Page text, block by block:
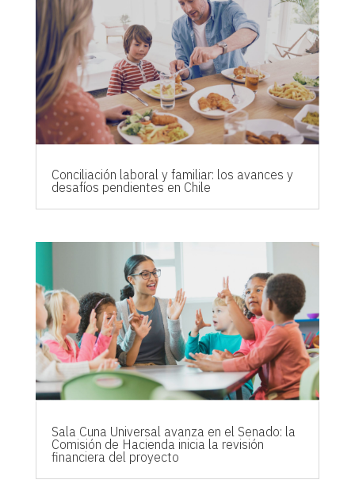
Conciliación laboral y familiar: los avances y
desafíos pendientes en Chile
Sala Cuna Universal avanza en el Senado: la
Comisión de Hacienda inicia la revisión
financiera del proyecto